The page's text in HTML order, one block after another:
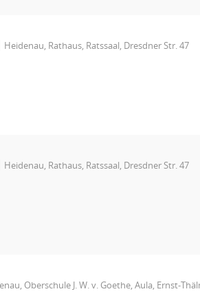
Heidenau, Rathaus, Ratssaal, Dresdner Str. 47
Heidenau, Rathaus, Ratssaal, Dresdner Str. 47
Oberschule J. W. v. Goethe, Aula, Ernst-